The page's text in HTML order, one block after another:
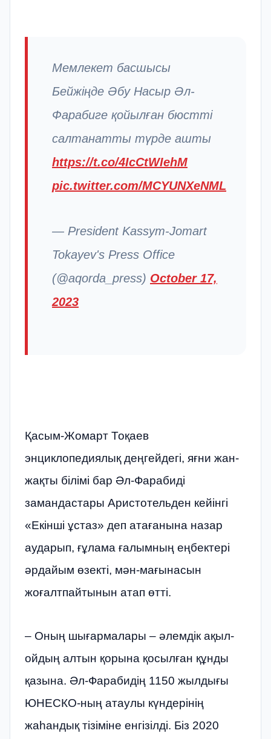
Мемлекет басшысы
Бейжіңде Әбу Насыр Әл-
Фарабиге қойылған бюстті
салтанатты түрде ашты
https://t.co/4IcCtWIehM
pic.twitter.com/MCYUNXeNML
— President Kassym-Jomart
Tokayev's Press Office
(@aqorda_press) October 17,
2023
Қасым-Жомарт Тоқаев
энциклопедиялық деңгейдегі, яғни жан-
жақты білімі бар Әл-Фарабиді
замандастары Аристотельден кейінгі
«Екінші ұстаз» деп атағанына назар
аударып, ғұлама ғалымның еңбектері
әрдайым өзекті, мән-мағынасын
жоғалтпайтынын атап өтті.
– Оның шығармалары – әлемдік ақыл-
ойдың алтын қорына қосылған құнды
қазына. Әл-Фарабидің 1150 жылдығы
ЮНЕСКО-ның атаулы күндерінің
жаһандық тізіміне енгізілді. Біз 2020